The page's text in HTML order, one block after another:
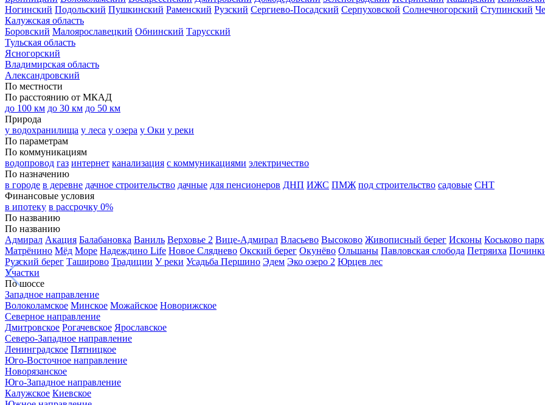
Ногинский Подольский Пушкинский Раменский Рузский Сергиево-Посадский Серпуховской Солнечногорский Ступинский
Калужская область
Боровский Малоярославецкий Обнинский Тарусский
Тульская область
Ясногорский
Владимирская область
Александровский
По местности
По расстоянию от МКАД
до 100 км до 30 км до 50 км
Природа
у водохранилища у леса у озера у Оки у реки
По параметрам
По коммуникациям
водопровод газ интернет канализация с коммуникациями электричество
По назначению
в городе в деревне дачное строительство дачные для пенсионеров ДНП ИЖС ПМЖ под строительство садовые СНТ
Финансовые условия
в ипотеку в рассрочку 0%
По названию
По названию
Адмирал Акация Балабановка Ваниль Верховье 2 Вице-Адмирал Власьево Высоково Живописный берег Исконы Коськово парк
Матрёнино Мёд Море Надеждино Life Новое Сляднево Окский берег Окунёво Ольшаны Павловская слобода Петряиха
Рузский берег Таширово Традиции У реки Усадьба Першино Эдем Эко озеро 2 Юрцев лес
Участки
По шоссе
Западное направление
Волоколамское Минское Можайское Новорижское
Северное направление
Дмитровское Рогачевское Ярославское
Северо-Западное направление
Ленинградское Пятницкое
Юго-Восточное направление
Новорязанское
Юго-Западное направление
Калужское Киевское